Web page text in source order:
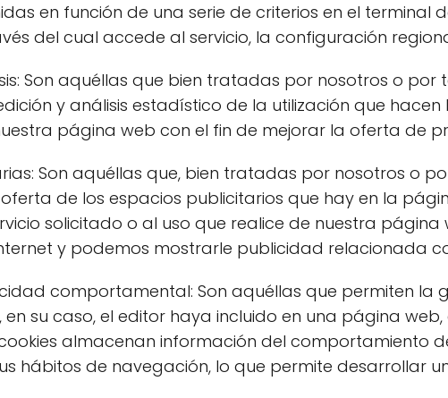
en función de una serie de criterios en el terminal
del cual accede al servicio, la configuración
Son aquéllas que bien tratadas por nosotros o
y análisis estadístico de la utilización que
página web con el fin de mejorar la oferta de
Son aquéllas que, bien tratadas por nosotros o
de los espacios publicitarios que hay en la
solicitado o al uso que realice de nuestra
y podemos mostrarle publicidad relacionada
comportamental: Son aquéllas que permiten la
en su caso, el editor haya incluido en una página
almacenan información del comportamiento
hábitos de navegación, lo que permite desarrollar